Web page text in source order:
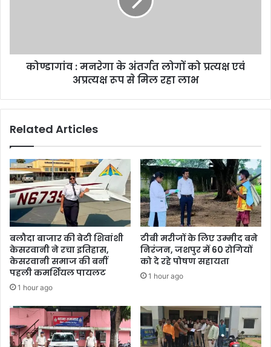
एवं
अप्रत्यक्ष
लाभ
कोण्डागांव : मनरेगा के अंतर्गत लोगों को प्रत्यक्ष एवं
अप्रत्यक्ष रूप से मिल रहा लाभ
Related Articles
बलौदा बाजार की बेटी शिवांशी
केसरवानी ने रचा इतिहास,
केसरवानी समाज की बनीं
पहली कमर्शियल पायलट
1 hour ago
टीबी मरीजों के लिए उम्मीद बने
निरंजन, जशपुर में 60 रोगियों
को दे रहे पोषण सहायता
1 hour ago